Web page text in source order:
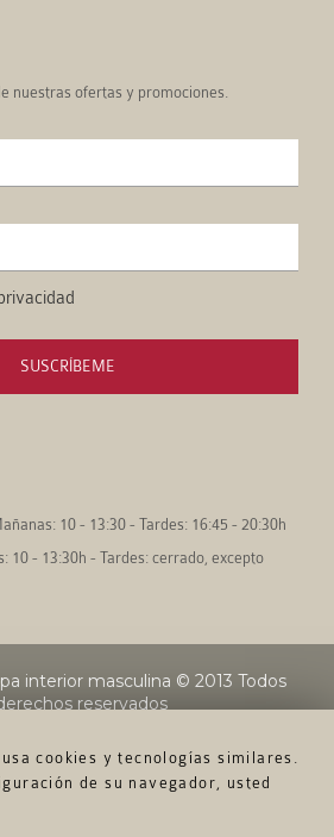
cookies y tecnologías similares.
de su navegador, usted
nuestras ofertas y promociones.
SUSCRÍBEME
10 - 13:30 - Tardes: 16:45 - 20:30h
10 - 13:30h - Tardes: cerrado, excepto
interior masculina © 2013 Todos
reservados